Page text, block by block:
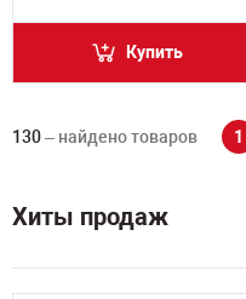
Купить
130– найдено товаров 1
Хиты продаж